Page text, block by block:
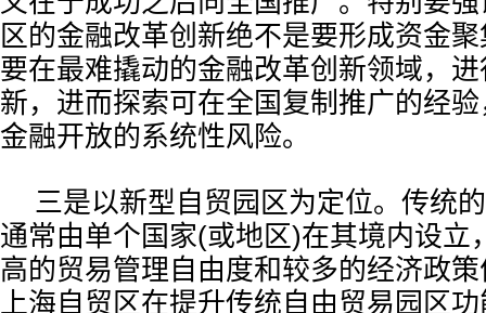
区的金融改革创新绝不是要形成资金聚
要在最难撬动的金融改革创新领域，
新，进而探索可在全国复制推广的经
金融开放的系统性风险。
三是以新型自贸园区为定位。传统
通常由单个国家(或地区)在其境内设立
高的贸易管理自由度和较多的经济政
上海自贸区在提升传统自由贸易园区